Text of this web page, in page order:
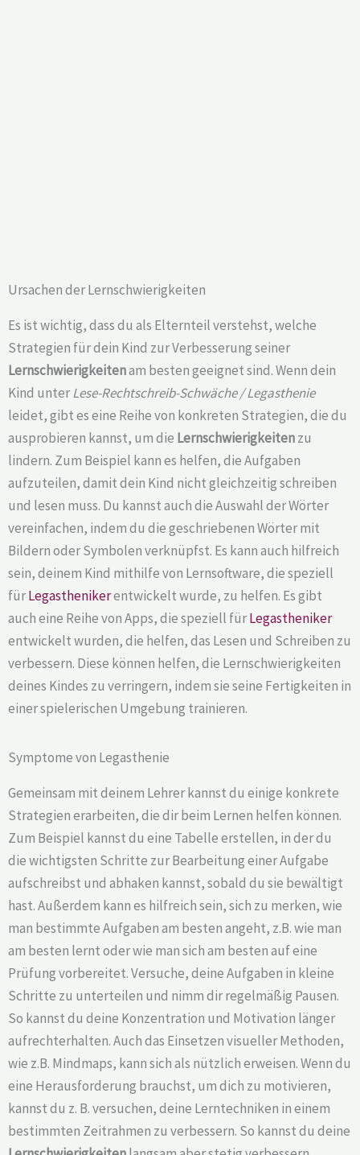
Ursachen der Lernschwierigkeiten
Es ist wichtig, dass du als Elternteil verstehst, welche
Strategien für dein Kind zur Verbesserung seiner
Lernschwierigkeitenam besten geeignet sind. Wenn dein
Kind unterLese-Rechtschreib-Schwäche / Legasthenie
leidet, gibt es eine Reihe von konkreten Strategien, die du
ausprobieren kannst, um die Lernschwierigkeitenzu
lindern. Zum Beispiel kann es helfen, die Aufgaben
aufzuteilen, damit dein Kind nicht gleichzeitig schreiben
und lesen muss. Du kannst auch die Auswahl der Wörter
vereinfachen, indem du die geschriebenen Wörter mit
Bildern oder Symbolen verknüpfst. Es kann auch hilfreich
sein, deinem Kind mithilfe von Lernsoftware, die speziell
fürLegasthenikerentwickelt wurde, zu helfen. Es gibt
auch eine Reihe von Apps, die speziell fürLegastheniker
entwickelt wurden, die helfen, das Lesen und Schreiben zu
verbessern. Diese können helfen, die Lernschwierigkeiten
deines Kindes zu verringern, indem sie seine Fertigkeiten in
einer spielerischen Umgebung trainieren.
Symptome von Legasthenie
Gemeinsam mit deinem Lehrer kannst du einige konkrete
Strategien erarbeiten, die dir beim Lernen helfen können.
Zum Beispiel kannst du eine Tabelle erstellen, in der du
die wichtigsten Schritte zur Bearbeitung einer Aufgabe
aufschreibst und abhaken kannst, sobald du sie bewältigt
hast. Außerdem kann es hilfreich sein, sich zu merken, wie
man bestimmte Aufgaben am besten angeht, z.B. wie man
am besten lernt oder wie man sich am besten auf eine
Prüfung vorbereitet. Versuche, deine Aufgaben in kleine
Schritte zu unterteilen und nimm dir regelmäßig Pausen.
So kannst du deine Konzentration und Motivation länger
aufrechterhalten. Auch das Einsetzen visueller Methoden,
wie z.B. Mindmaps, kann sich als nützlich erweisen. Wenn du
eine Herausforderung brauchst, um dich zu motivieren,
kannst du z. B. versuchen, deine Lerntechniken in einem
bestimmten Zeitrahmen zu verbessern. So kannst du deine